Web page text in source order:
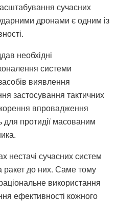
сучасних
дронами є одним із
необхідні
системи
виявлення
застосування тактичних
впровадження
для протидії масованим
нестачі сучасних систем
ракет до них. Саме тому
використання
ефективності кожного